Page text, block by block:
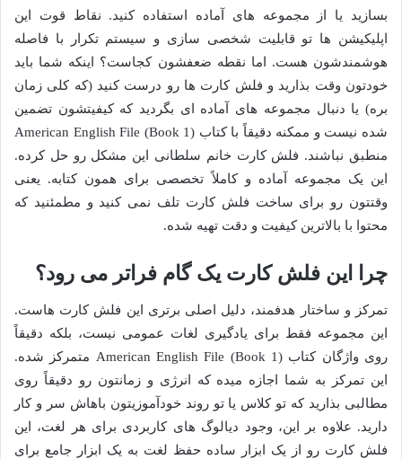
بسازید یا از مجموعه های آماده استفاده کنید. نقاط قوت این
اپلیکیشن ها تو قابلیت شخصی سازی و سیستم تکرار با فاصله
هوشمندشون هست. اما نقطه ضعفشون کجاست؟ اینکه شما باید
خودتون وقت بذارید و فلش کارت ها رو درست کنید (که کلی زمان
بره) یا دنبال مجموعه های آماده ای بگردید که کیفیتشون تضمین
شده نیست و ممکنه دقیقاً با کتاب American English File (Book 1)
منطبق نباشند. فلش کارت خانم سلطانی این مشکل رو حل کرده.
این یک مجموعه آماده و کاملاً تخصصی برای همون کتابه. یعنی
وقتتون رو برای ساخت فلش کارت تلف نمی کنید و مطمئنید که
محتوا با بالاترین کیفیت و دقت تهیه شده.
چرا این فلش کارت یک گام فراتر می رود؟
تمرکز و ساختار هدفمند، دلیل اصلی برتری این فلش کارت هاست.
این مجموعه فقط برای یادگیری لغات عمومی نیست، بلکه دقیقاً
روی واژگان کتاب American English File (Book 1) متمرکز شده.
این تمرکز به شما اجازه میده که انرژی و زمانتون رو دقیقاً روی
مطالبی بذارید که تو کلاس یا تو روند خودآموزیتون باهاش سر و کار
دارید. علاوه بر این، وجود دیالوگ های کاربردی برای هر لغت، این
فلش کارت رو از یک ابزار ساده حفظ لغت به یک ابزار جامع برای